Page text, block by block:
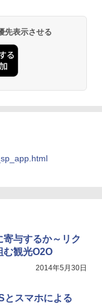
先表示させる
与するか～リク
む観光O2O
2014年5月30日
とスマホによる